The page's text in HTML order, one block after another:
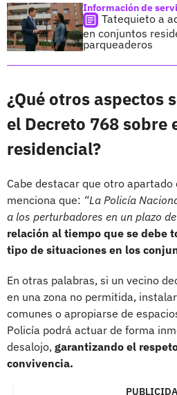
Información de
Tatequieto a
en conjuntos
parqueaderos
¿Qué otros aspectos
el Decreto 768 sobre
residencial?
Cabe destacar que otro
menciona que: “La Policía
a los perturbadores en un plazo
relación al tiempo que se debe
tipo de situaciones en los
En otras palabras, si un vecino
en una zona no permitida,
comunes o apropiarse de
Policía podrá actuar de forma
desalojo, garantizando el
convivencia.